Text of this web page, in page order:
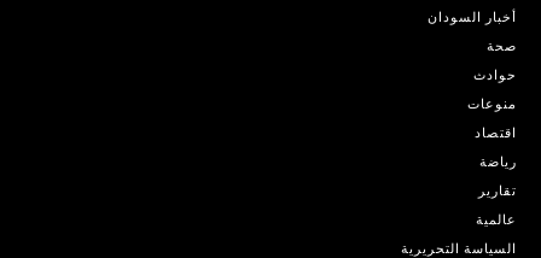
أخبار السودان
صحة
حوادث
منوعات
اقتصاد
رياضة
تقارير
عالمية
السياسة التحريرية